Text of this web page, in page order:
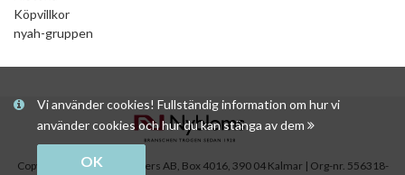
Vi använder cookies! Fullständig information om hur vi
använder cookies och hur du kan stänga av dem
OK
Köpvillkor
nyah-gruppen
Copyright © Nybloms Pappers AB, Box 4016, 390 04 Kalmar | Org-nr. 556318-